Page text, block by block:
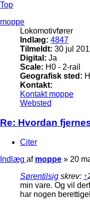
Top
moppe
Lokomotivfører
Indlæg: 4847
Tilmeldt: 30 jul
Digital: Ja
Scale: H0 - 2-rail
Geografisk sted:
Kontakt:
Kontakt moppe
Websted
Re: Hvordan
Citer
Indlæg af moppe » 20
Sørentilsig skrev: ↑
min vare. Og vil
har nogen